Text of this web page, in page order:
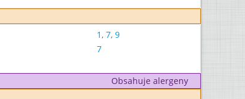
1, 7, 9
7
Obsahuje alergeny